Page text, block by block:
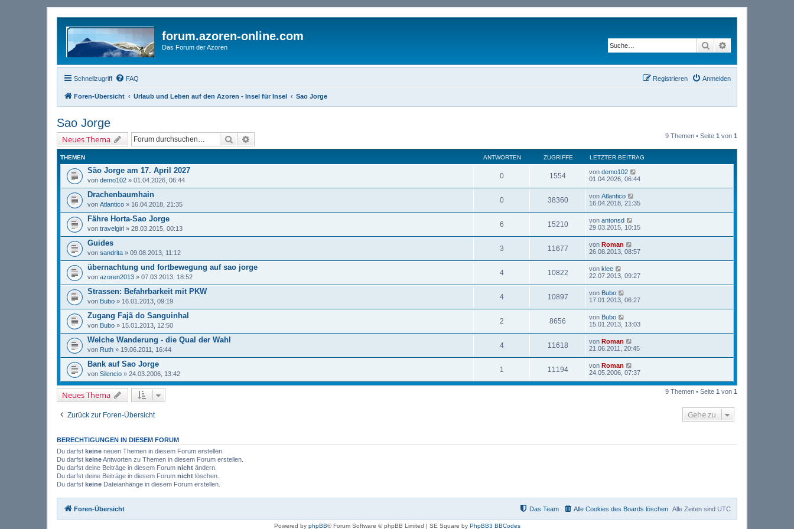
forum.azoren-online.com
Das Forum der Azoren Suche
Schnellzugriff FAQ Anmelden
Registrieren
Foren-Übersicht Urlaub und Leben auf den Azoren - Insel für Insel Sao Jorge
Sao Jorge
Neues Thema Suche 9 Themen • Seite 1 von 1
THEMEN ANTWORTEN ZUGRIFFE LETZTER BEITRAG
São Jorge am 17. April 2027
von demo102 » 01.04.2026, 06:44
0 1554 von demo102
01.04.2026, 06:44
Drachenbaumhain
von Atlantico » 16.04.2018, 21:35
0 38360 von Atlantico
16.04.2018, 21:35
Fähre Horta-Sao Jorge
von travelgirl » 28.03.2015, 00:13
6 15210 von antonsd
29.03.2015, 10:15
Guides
von sandrita » 09.08.2013, 11:12
3 11677 von Roman
26.08.2013, 08:57
übernachtung und fortbewegung auf sao jorge
von azoren2013 » 07.03.2013, 18:52
4 10822 von klee
22.07.2013, 09:27
Strassen: Befahrbarkeit mit PKW
von Bubo » 16.01.2013, 09:19
4 10897 von Bubo
17.01.2013, 06:27
Zugang Fajã do Sanguinhal
von Bubo » 15.01.2013, 12:50
2 8656 von Bubo
15.01.2013, 13:03
Welche Wanderung - die Qual der Wahl
von Ruth » 19.06.2011, 16:44
4 11618 von Roman
21.06.2011, 20:45
Bank auf Sao Jorge
von Silencio » 24.03.2006, 13:42
1 11194 von Roman
24.05.2006, 07:37
Neues Thema 9 Themen • Seite 1 von 1
Zurück zur Foren-Übersicht Gehe zu
BERECHTIGUNGEN IN DIESEM FORUM
Du darfst keine neuen Themen in diesem Forum erstellen.
Du darfst keineAntworten zu Themen in diesem Forum erstellen.
Du darfst deine Beiträge in diesem Forum nicht ändern.
Du darfst deine Beiträge in diesem Forum nicht löschen.
Du darfst keine Dateianhänge in diesem Forum erstellen.
Foren-Übersicht Alle Zeiten sind UTC
Alle Cookies des Boards löschen
Das Team
Powered by phpBB® Forum Software © phpBB Limited | SE Square by PhpBB3 BBCodes